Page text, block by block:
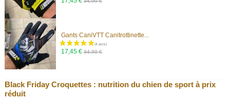
Gants CaniVTT Canitrottinette...
17,45 € 34,90 €
Black Friday Croquettes : nutrition du chien de sport à prix
réduit